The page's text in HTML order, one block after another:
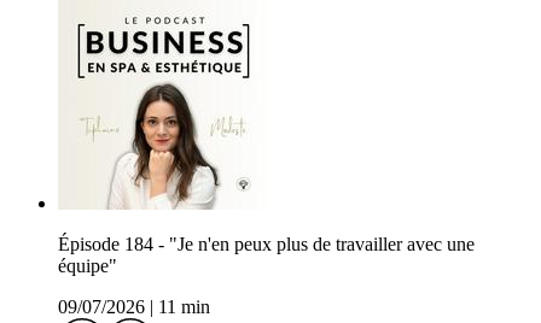
Épisode 184 - "Je n'en peux plus de travailler avec une
équipe"
09/07/2026
11 min